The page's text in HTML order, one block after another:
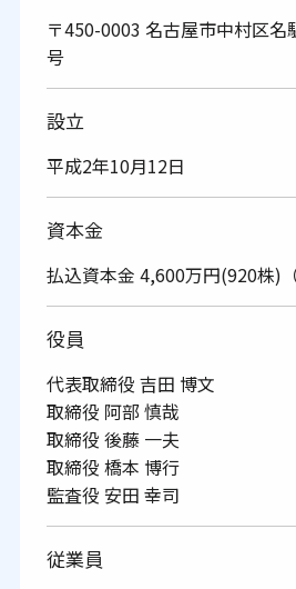
〒450-0003 名古屋市中村区名
号
設立
平成2年10月12日
資本金
払込資本金 4,600万円(920株)
役員
代表取締役 吉田 博文
取締役 阿部 慎哉
取締役 後藤 一夫
取締役 橋本 博行
監査役 安田 幸司
従業員